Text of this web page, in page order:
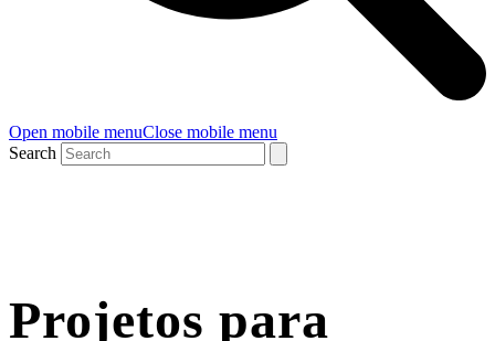
Open mobile menuClose mobile menu
Search
Projetos para